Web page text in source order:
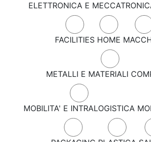
ELETTRONICA E
FACILITIES HOME
METALLI E MATERIALI
MOBILITA' E INTRALOGISTICA